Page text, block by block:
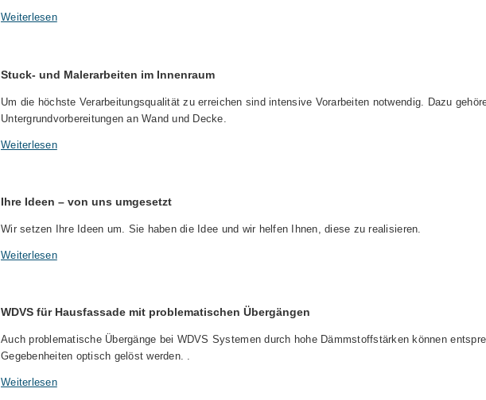
Weiterlesen
Stuck- und Malerarbeiten im Innenraum
Um die höchste Verarbeitungsqualität zu erreichen sind intensive Vorarbeiten notwendig. Dazu
Untergrundvorbereitungen an Wand und Decke.
Weiterlesen
Ihre Ideen – von uns umgesetzt
Wir setzen Ihre Ideen um. Sie haben die Idee und wir helfen Ihnen, diese zu realisieren.
Weiterlesen
WDVS für Hausfassade mit problematischen Übergängen
Auch problematische Übergänge bei WDVS Systemen durch hohe Dämmstoffstärken können
Gegebenheiten optisch gelöst werden. .
Weiterlesen